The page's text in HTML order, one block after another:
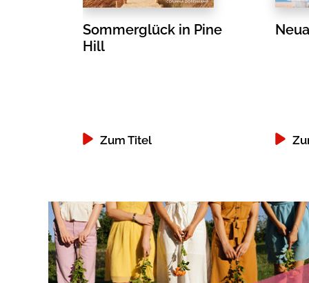
Sommerglück in Pine
Hill
Zum Titel